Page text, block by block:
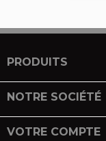
PRODUITS
NOTRE SOCIÉTÉ
VOTRE COMPTE